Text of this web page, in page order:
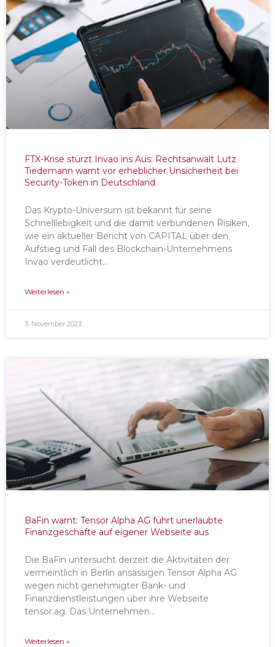
FTX-Krise stürzt Invao ins Aus: Rechtsanwalt Lutz
Tiedemann warnt vor erheblicher Unsicherheit bei
Security-Token in Deutschland
Das Krypto-Universum ist bekannt für seine
Schnelllebigkeit und die damit verbundenen Risiken,
wie ein aktueller Bericht von CAPITAL über den
Aufstieg und Fall des Blockchain-Unternehmens
Invao verdeutlicht…
Weiterlesen »
3. November 2023
BaFin warnt: Tensor Alpha AG führt unerlaubte
Finanzgeschäfte auf eigener Webseite aus
Die BaFin untersucht derzeit die Aktivitäten der
vermeintlich in Berlin ansässigen Tensor Alpha AG
wegen nicht genehmigter Bank- und
Finanzdienstleistungen über ihre Webseite
tensor.ag. Das Unternehmen…
Weiterlesen »